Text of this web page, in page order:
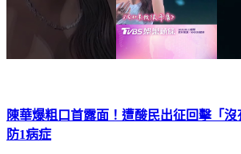
陳華爆粗口首露面！遭酸民出征回擊「
防1病症